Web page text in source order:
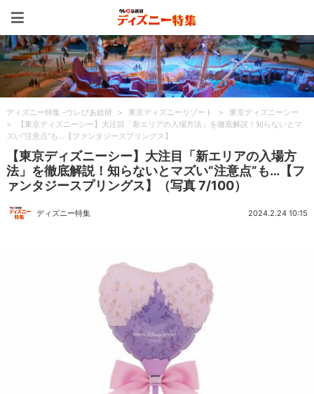
ディズニー特集 -ウレぴあ総研 > 東京ディズニーリゾート >
東京ディズニーシー
>
【東京ディズニーシー】大注目「新エリアの入場方法」を徹底解説！知らないとマ
ズい“注意点”も…【ファンタジースプリングス】
【東京ディズニーシー】大注目「新エリアの入場方
法」を徹底解説！知らないとマズい“注意点”も…【フ
ァンタジースプリングス】（写真 7/100）
ディズニー特集 2024.2.24 10:15